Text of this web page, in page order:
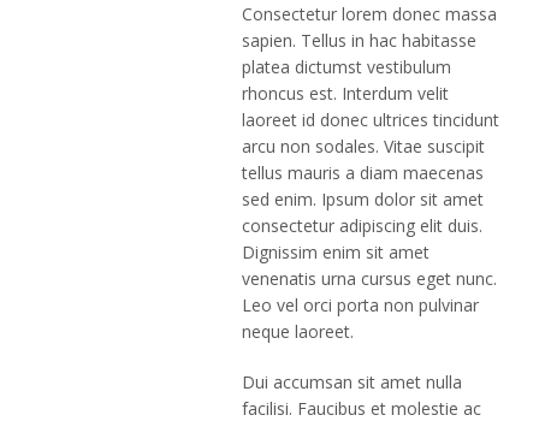
Consectetur lorem donec massa
sapien. Tellus in hac habitasse
platea dictumst vestibulum
rhoncus est. Interdum velit
laoreet id donec ultrices tincidunt
arcu non sodales. Vitae suscipit
tellus mauris a diam maecenas
sed enim. Ipsum dolor sit amet
consectetur adipiscing elit duis.
Dignissim enim sit amet
venenatis urna cursus eget nunc.
Leo vel orci porta non pulvinar
neque laoreet.
Dui accumsan sit amet nulla
facilisi. Faucibus et molestie ac